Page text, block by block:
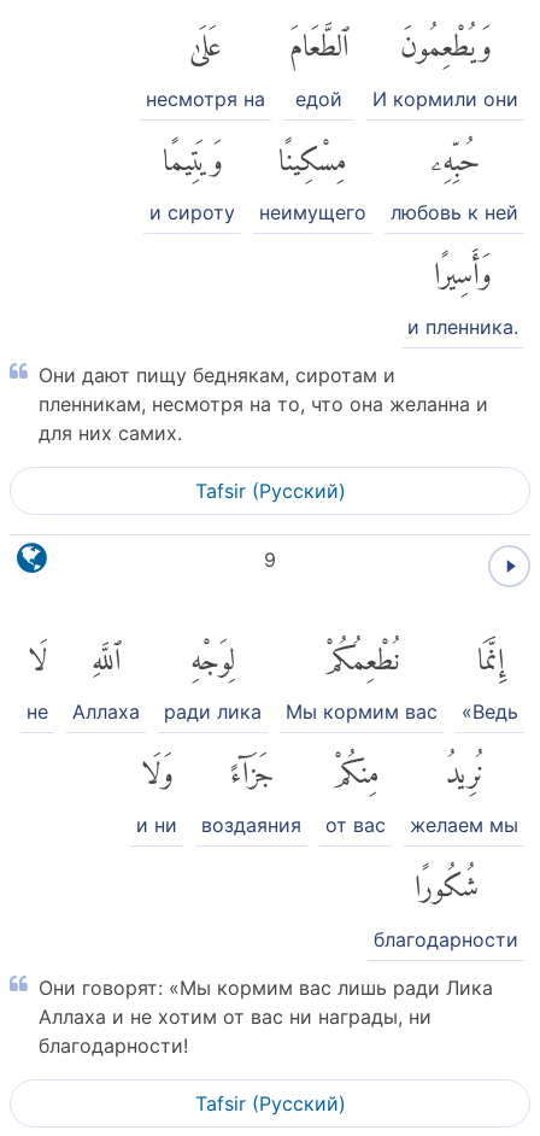
وَيُطْعِمُونَ
И кормили они
ٱلطَّعَامَ
едой
عَلَىٰ
несмотря на
حُبِّهِۦ
любовь к ней
مِسْكِينًا
неимущего
وَيَتِيمًا
и сироту
وَأَسِيرًا
и пленника.
Они дают пищу беднякам, сиротам и
пленникам, несмотря на то, что она желанна и
для них самих.
Tafsir (Pусский)
9
إِنَّمَا
«Ведь
نُطْعِمُكُمْ
Мы кормим вас
لِوَجْهِ
ради лика
ٱللَّهِ
Аллаха
لَا
не
نُرِيدُ
желаем мы
مِنكُمْ
от вас
جَزَآءً
воздаяния
وَلَا
и ни
شُكُورًا
благодарности
Они говорят: «Мы кормим вас лишь ради Лика
Аллаха и не хотим от вас ни награды, ни
благодарности!
Tafsir (Pусский)